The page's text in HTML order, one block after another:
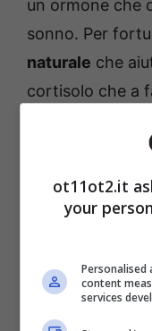
un ormone che
sonno. Per
naturale che
cortisolo che a
Cosa
vuoi
La comodità di
neppure
Anzi, lo puoi
ot11ot2.it
your
Personalised
content
services